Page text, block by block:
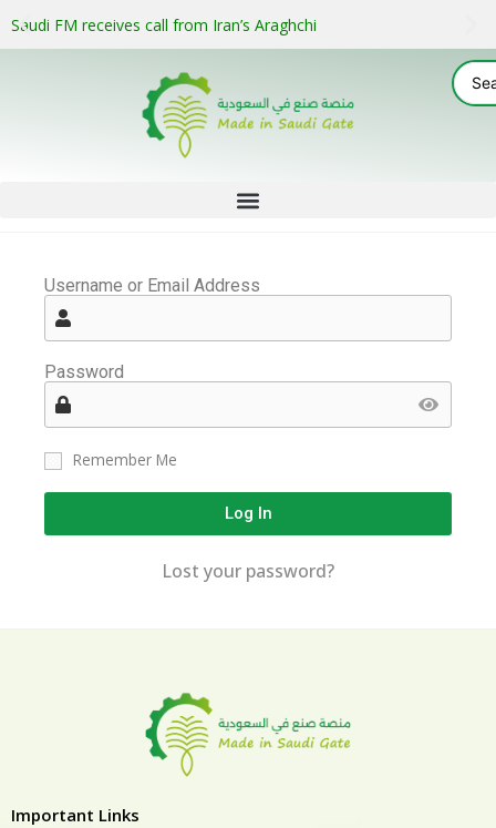
Saudi FM receives call from Iran’s Araghchi
Username or Email Address
Password
Remember Me
Log In
Lost your password?
Important Links